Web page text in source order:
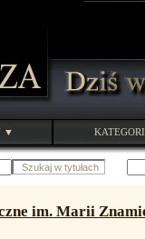
▼
im. Marii